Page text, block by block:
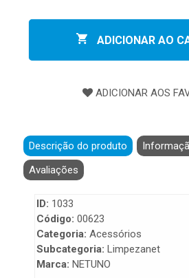
ADICIONAR AO
Descrição do produto
Avaliações
ID: 1033
Código: 00623
Categoria: Acessórios
Subcategoria: Limpezanet
Marca: NETUNO